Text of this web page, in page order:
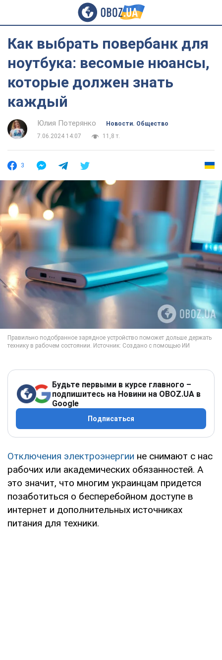
Как выбрать повербанк для
ноутбука: весомые нюансы,
которые должен знать
каждый
Юлия Потерянко
Новости. Общество
7.06.2024 14:07
11,8 т.
3
Будьте первыми в курсе главного –
подпишитесь на Новини на OBOZ.UA в
Google
Подписаться
Отключения электроэнергии не снимают с нас
рабочих или академических обязанностей. А
это значит, что многим украинцам придется
позаботиться о бесперебойном доступе в
интернет и дополнительных источниках
питания для техники.